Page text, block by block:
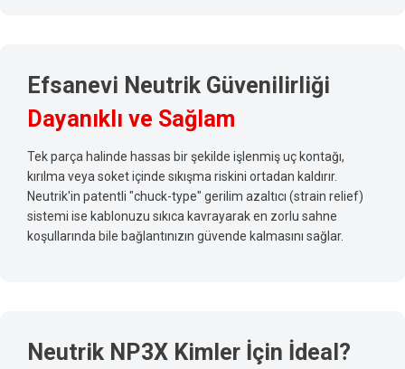
Efsanevi Neutrik Güvenilirliği
Dayanıklı ve Sağlam
Tek parça halinde hassas bir şekilde işlenmiş uç kontağı,
kırılma veya soket içinde sıkışma riskini ortadan kaldırır.
Neutrik'in patentli "chuck-type" gerilim azaltıcı (strain relief)
sistemi ise kablonuzu sıkıca kavrayarak en zorlu sahne
koşullarında bile bağlantınızın güvende kalmasını sağlar.
Neutrik NP3X Kimler İçin İdeal?